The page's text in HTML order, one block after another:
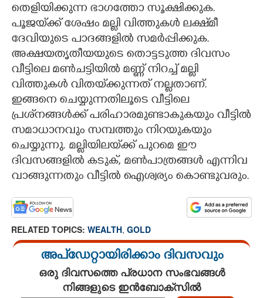
തെളിയിക്കുന്ന ഭാഗത്തോ സൂക്ഷിക്കുക.
പൂജയ്‌ക്ക് ശേഷം മല്ലി വിത്തുകൾ ലക്ഷ‌്മീ
ദേവിയുടെ പാദങ്ങളിൽ സമർപ്പിക്കുക.
അക്ഷയതൃതീയയുടെ തൊട്ടടുത്ത ദിവസം
വീട്ടിലെ മൺചട്ടിയിൽ മണ്ണ് നിറച്ച് മല്ലി
വിത്തുകൾ വിതയ്‌ക്കുന്നത് നല്ലതാണ്.
ഇങ്ങനെ ചെയ്യുന്നതിലൂടെ വീട്ടിലെ
പ്രശ്‌നങ്ങൾക്ക് പരിഹാരമുണ്ടാകുകയും വീട്ടിൽ
സമാധാനവും സമ്പത്തും നിറയുകയും
ചെയ്യുന്നു. മല്ലിയിലയ്‌ക്ക് പുറമെ ഈ
ദിവസങ്ങളിൽ കടുക്, മൺപാത്രങ്ങൾ എന്നിവ
വാങ്ങുന്നതും വീട്ടിൽ ഐശ്വര്യം കൊണ്ടുവരും.
RELATED TOPICS: WEALTH, GOLD
അപ്ഡേറ്റായിരിക്കാം ദിവസവും
ഒരു ദിവസത്തെ പ്രധാന സംഭവങ്ങൾ
നിങ്ങളുടെ ഇൻബോക്സിൽ